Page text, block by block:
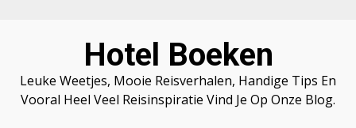
Hotel Boeken
Leuke Weetjes, Mooie Reisverhalen, Handige Tips En
Vooral Heel Veel Reisinspiratie Vind Je Op Onze Blog.